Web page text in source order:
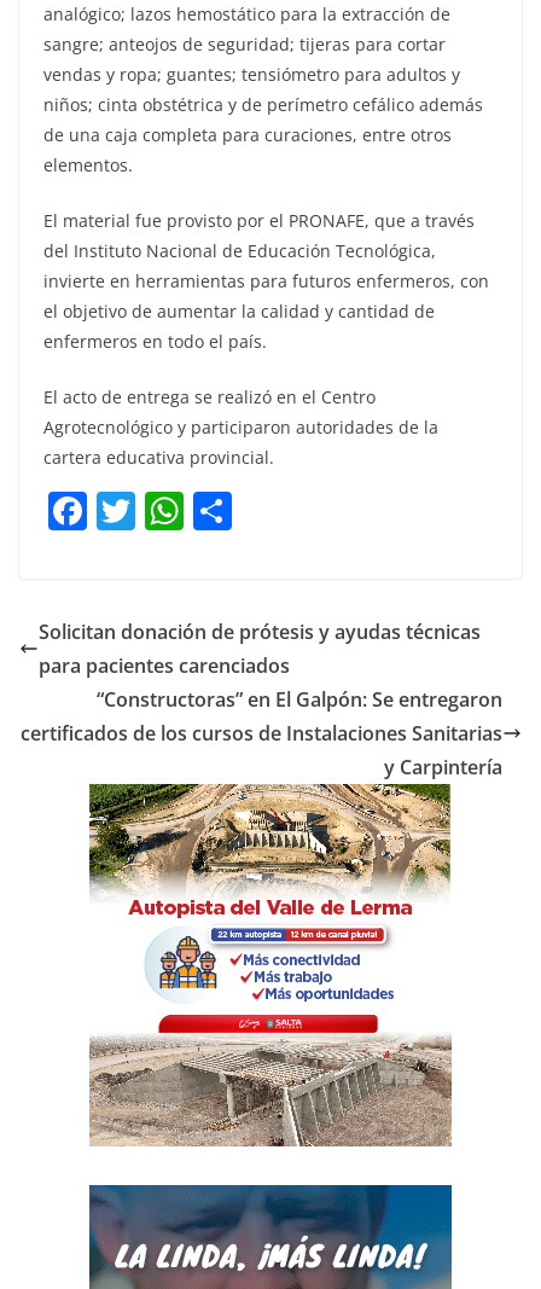
analógico; lazos hemostático para la extracción de
sangre; anteojos de seguridad; tijeras para cortar
vendas y ropa; guantes; tensiómetro para adultos y
niños; cinta obstétrica y de perímetro cefálico además
de una caja completa para curaciones, entre otros
elementos.
El material fue provisto por el PRONAFE, que a través
del Instituto Nacional de Educación Tecnológica,
invierte en herramientas para futuros enfermeros, con
el objetivo de aumentar la calidad y cantidad de
enfermeros en todo el país.
El acto de entrega se realizó en el Centro
Agrotecnológico y participaron autoridades de la
cartera educativa provincial.
F
e
b
o
o
k
T
er
W
s
A
p
p
p
ar
tir
Solicitan donación de prótesis y ayudas técnicas
para pacientes carenciados
“Constructoras” en El Galpón: Se entregaron
certificados de los cursos de Instalaciones Sanitarias
y Carpintería